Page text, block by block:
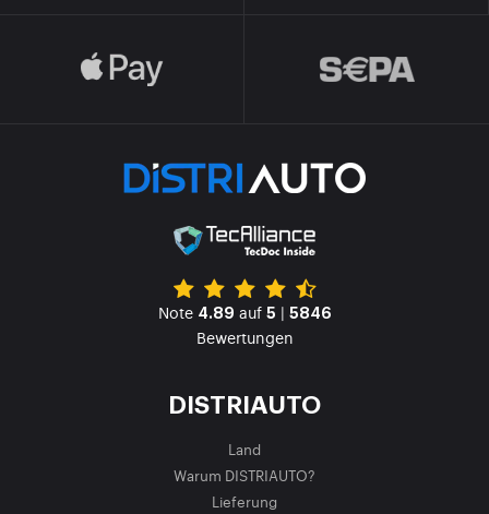
Note 4.89 auf 5 | 5846
Bewertungen
DISTRIAUTO
Land
Warum DISTRIAUTO?
Lieferung